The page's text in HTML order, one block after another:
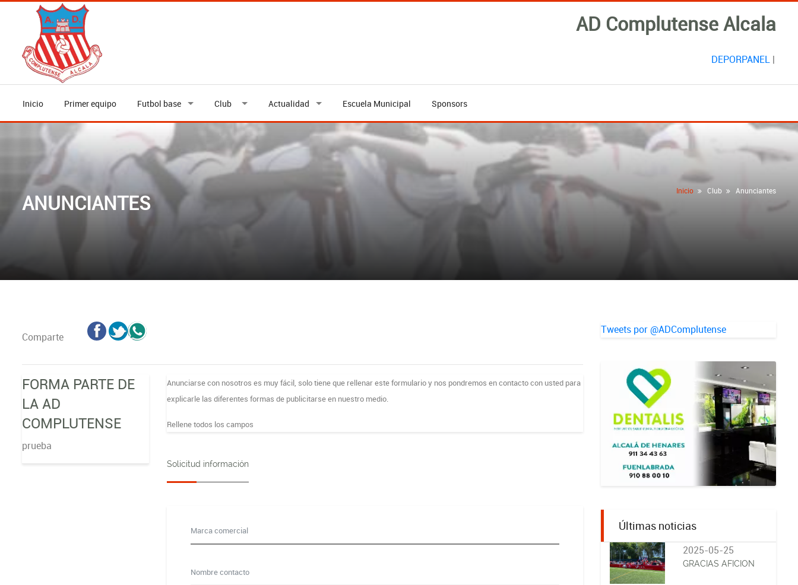
AD Complutense Alcala
DEPORPANEL|
Inicio Primer equipo Futbol base Club Actualidad Escuela Municipal Sponsors
ANUNCIANTES Inicio Club Anunciantes
Comparte
FORMA PARTE DE
LA AD
COMPLUTENSE
prueba
Anunciarse con nosotros es muy fácil, solo tiene que rellenar este formulario y nos pondremos en contacto con usted para
explicarle las diferentes formas de publicitarse en nuestro medio.
Rellene todos los campos
Solicitud información
Tweets por @ADComplutense
Últimas noticias
2025-05-25
GRACIAS AFICION